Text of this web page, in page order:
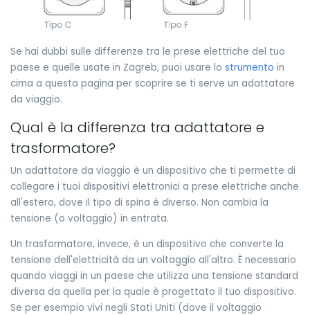
Se hai dubbi sulle differenze tra le prese elettriche del tuo
paese e quelle usate in Zagreb, puoi usare lo strumento in
cima a questa pagina per scoprire se ti serve un adattatore
da viaggio.
Qual è la differenza tra adattatore e
trasformatore?
Un adattatore da viaggio è un dispositivo che ti permette di
collegare i tuoi dispositivi elettronici a prese elettriche anche
all'estero, dove il tipo di spina è diverso. Non cambia la
tensione (o voltaggio) in entrata.
Un trasformatore, invece, è un dispositivo che converte la
tensione dell'elettricità da un voltaggio all'altro. È necessario
quando viaggi in un paese che utilizza una tensione standard
diversa da quella per la quale è progettato il tuo dispositivo.
Se per esempio vivi negli Stati Uniti (dove il voltaggio